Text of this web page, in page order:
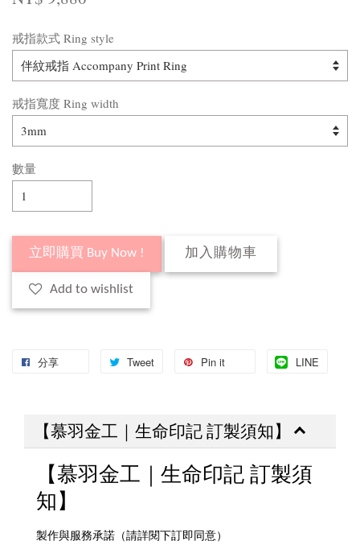
戒指款式 Ring style
戒指寬度 Ring width
數量
立即購買 Buy Now ! 加入購物車
Add to wishlist
分享 Tweet Pin it LINE
【慕羽金工｜生命印記 訂製須知】
【慕羽金工｜生命印記 訂製須
知】
製作與服務承諾（請詳閱下訂即同意）